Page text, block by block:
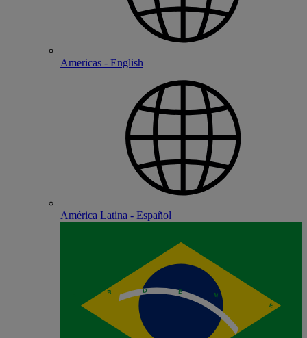
Americas - English
América Latina - Español